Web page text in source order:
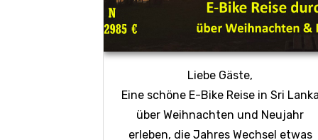
Liebe Gäste,
Eine schöne E-Bike Reise in Sri
über Weihnachten und Neujahr
erleben, die Jahres Wechsel etwas